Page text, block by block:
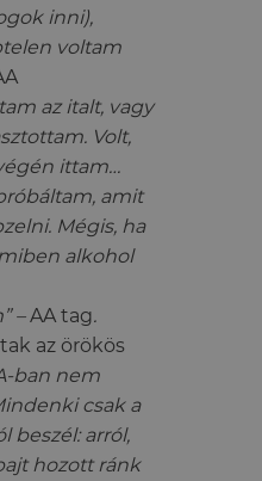
inni),
voltam
az italt, vagy
Volt,
ittam…
amit
Mégis, ha
alkohol
–AA tag.
az örökös
ban nem
csak a
beszél: arról,
hozott ránk